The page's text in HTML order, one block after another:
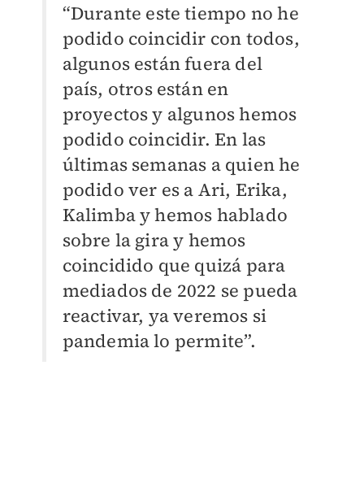
“Durante este tiempo no he
podido coincidir con todos,
algunos están fuera del
país, otros están en
proyectos y algunos hemos
podido coincidir. En las
últimas semanas a quien he
podido ver es a Ari, Erika,
Kalimba y hemos hablado
sobre la gira y hemos
coincidido que quizá para
mediados de 2022 se pueda
reactivar, ya veremos si
pandemia lo permite”.